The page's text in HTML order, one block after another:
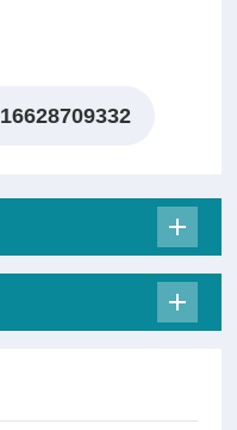
16628709332